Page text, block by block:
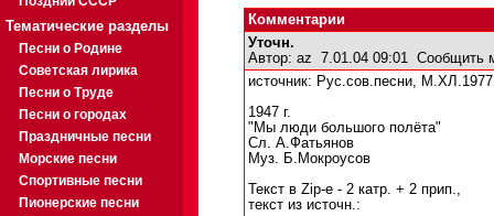
Тематические разделы
Песни о Родине
Советская лирика
Песни о Труде
Песни о городах
Праздничные песни
Морские песни
Спортивные песни
Пионерские песни
Комментарии
Уточн.
Автор: az 7.01.04 09:01 Сообщить
источник: Рус.сов.песни,
1947 г.
"Мы люди большого полёта"
Сл. А.Фатьянов
Муз. Б.Мокроусов
Текст в Zip-е - 2 катр. + 2 прип.,
текст из источн.: